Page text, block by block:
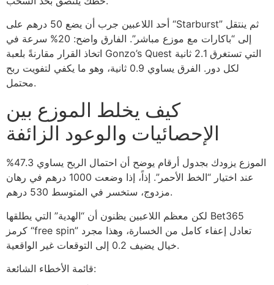
أحد اللاعبين جرب أن يضع 50 درهم على “Starburst” ثم ينتقل
إلى “باكارات مع موزع مباشر”. الفارق واضح: 20% سرعة في
اتخاذ القرار مقارنةً بلعبة Gonzo’s Quest التي تستغرق 2.1 ثانية
لكل دور. الفرق يساوي 0.9 ثانية، وهو ما يكفي لتفويت ربح
محتمل.
كيف يخلط الموزع بين
الإحصائيات والوعود الزائفة
الموزع يزودك بجدول أرقام يوضح أن احتمال الربح يساوي 47.3%
عند اختيار “الخط الأحمر”. إذاً، إذا وضعت 1000 درهم في رهان
مزدوج، ستخسر في المتوسط 530 درهم.
لكن معظم اللاعبين يظنون أن “الهدية” التي يطلقها Bet365
كرمز “free spin” تعادل إعفاء كامل من الخسارة، وهذا مجرد
خيال يضيف 0.2 إلى التوقعات غير الواقعية.
قائمة الأخطاء الشائعة: